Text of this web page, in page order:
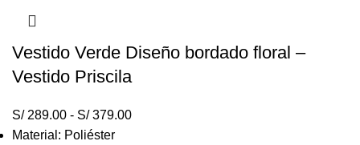
Vestido Verde Diseño bordado floral –
Vestido Priscila
S/289.00 - S/379.00
Material: Poliéster